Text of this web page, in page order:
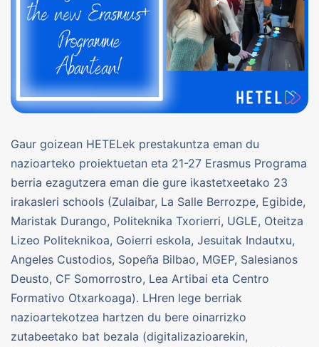
Gaur goizean HETELek prestakuntza eman du
nazioarteko proiektuetan eta 21-27 Erasmus Programa
berria ezagutzera eman die gure ikastetxeetako 23
irakasleri schools (Zulaibar, La Salle Berrozpe, Egibide,
Maristak Durango, Politeknika Txorierri, UGLE, Oteitza
Lizeo Politeknikoa, Goierri eskola, Jesuitak Indautxu,
Angeles Custodios, Sopeña Bilbao, MGEP, Salesianos
Deusto, CF Somorrostro, Lea Artibai eta Centro
Formativo Otxarkoaga). LHren lege berriak
nazioartekotzea hartzen du bere oinarrizko
zutabeetako bat bezala (digitalizazioarekin,